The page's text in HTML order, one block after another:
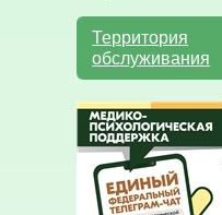
Территория
обслуживания